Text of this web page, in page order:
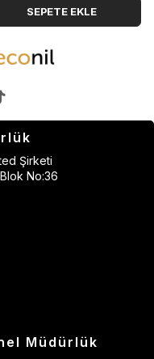
SEPETE EKLE
Şirketi
No:36
Müdürlük